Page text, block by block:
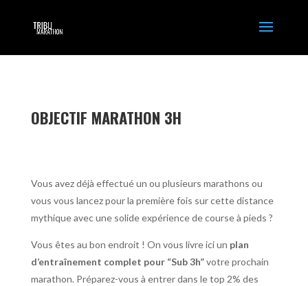
OBJECTIF MARATHON 3H
Vous avez déjà effectué un ou plusieurs marathons ou
vous vous lancez pour la première fois sur cette distance
mythique avec une solide expérience de course à pieds ?
Vous êtes au bon endroit ! On vous livre ici un plan
d’entraînement complet pour “Sub 3h”votre prochain
marathon. Préparez-vous à entrer dans le top 2% des